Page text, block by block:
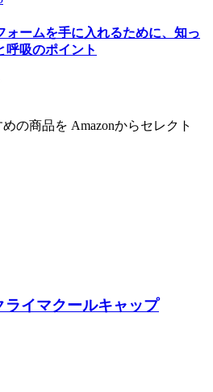
ォームを手に入れるために、知っ
呼吸のポイント
の商品を Amazonからセレクト
ライマクールキャップ